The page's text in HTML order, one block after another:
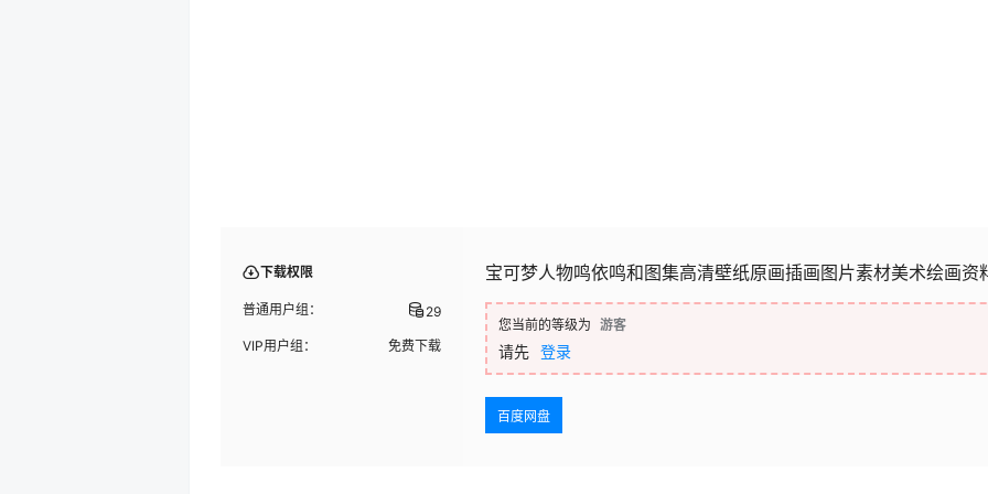
下载权限
普通用户组： 29
VIP用户组： 免费下载
宝可梦人物鸣依鸣和图集高清壁纸原画插画图片素材美术绘画资
您当前的等级为 游客
请先 登录
百度网盘